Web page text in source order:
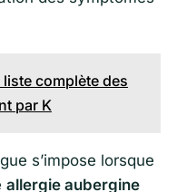
complète des
par K
s’impose lorsque
allergie aubergine